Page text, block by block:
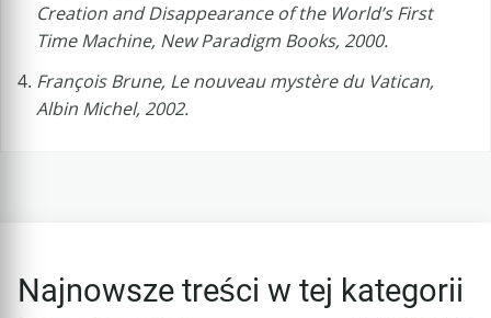
Creation and Disappearance of the World’s First
Time Machine, New Paradigm Books, 2000.
François Brune, Le nouveau mystère du Vatican,
Albin Michel, 2002.
Najnowsze treści w tej kategorii